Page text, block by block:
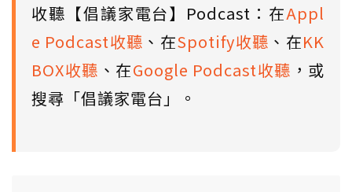
收聽【倡議家電台】Podcast：在Appl
e Podcast收聽 、在Spotify收聽 、在KK
BOX收聽 、在Google Podcast收聽 ，或
搜尋「倡議家電台」。